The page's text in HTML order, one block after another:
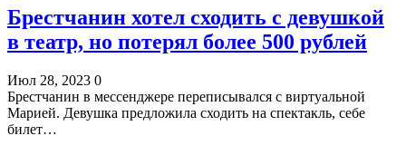
Брестчанин хотел сходить с девушкой
в театр, но потерял более 500 рублей
Июл 28, 2023 0
Брестчанин в мессенджере переписывался с виртуальной
Марией. Девушка предложила сходить на спектакль, себе
билет…